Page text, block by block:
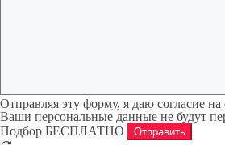
Отправляя эту форму, я даю согласие
Ваши персональные данные не будут
Подбор БЕСПЛАТНО
Отправить